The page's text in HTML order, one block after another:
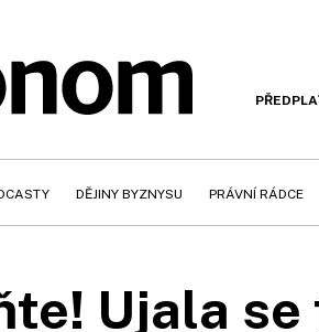
DĚJINY BYZNYSU PRÁVNÍ RÁDCE
Ujala